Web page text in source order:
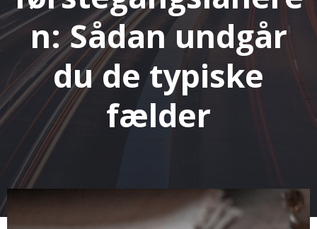
n: Sådan undgår
du de typiske
fælder